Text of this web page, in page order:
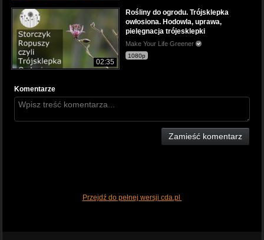
02:35
Rośliny do ogrodu. Trójsklepka
owłosiona. Hodowla, uprawa,
pielęgnacja trójesklepki
Make Your Life Greener
1080p
Komentarze
Zamieść komentarz
Przejdź do pełnej wersji cda.pl